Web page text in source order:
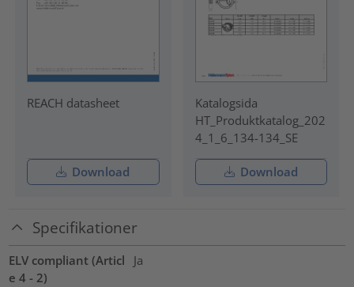
REACH datasheet
Download
Katalogsida
HT_Produktkatalog_202
4_1_6_134-134_SE
Download
Specifikationer
ELV compliant (Articl
e 4 - 2)
Ja